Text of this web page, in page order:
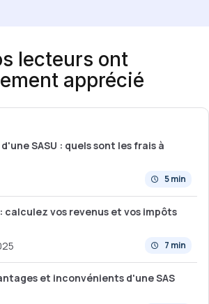
lecteurs ont
apprécié
SASU : quels sont les frais à
5 min
calculez vos revenus et vos impôts
7 min
et inconvénients d'une SAS